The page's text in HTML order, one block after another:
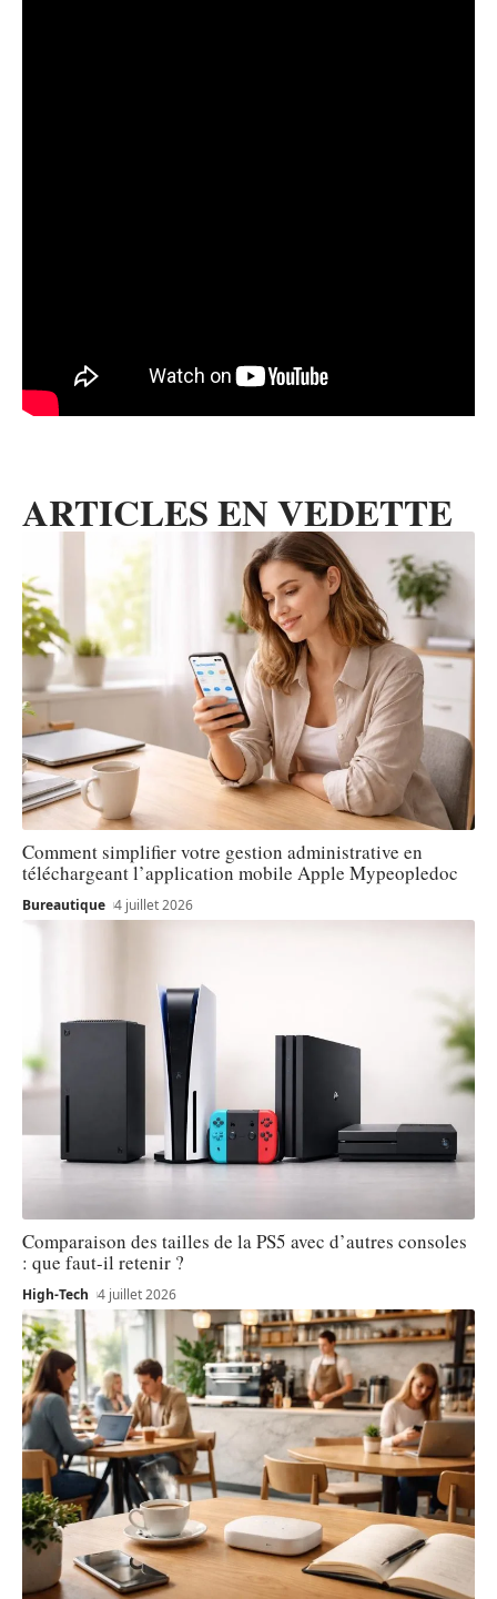
ARTICLES EN VEDETTE
Comment simplifier votre gestion administrative en
téléchargeant l’application mobile Apple Mypeopledoc
Bureautique 4 juillet 2026
Comparaison des tailles de la PS5 avec d’autres consoles
: que faut-il retenir ?
High-Tech 4 juillet 2026